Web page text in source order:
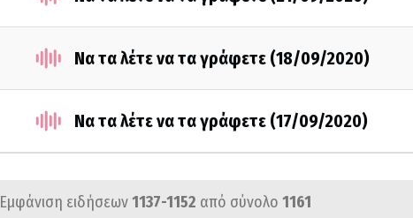
Να τα λέτε να τα γράφετε (18/09/2020)
Να τα λέτε να τα γράφετε (17/09/2020)
Εμφάνιση ειδήσεων1137-1152 από σύνολο 1161